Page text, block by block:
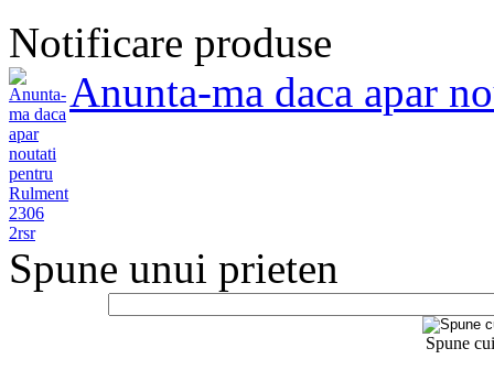
Notificare produse
Anunta-ma daca apar
Spune unui prieten
Spune